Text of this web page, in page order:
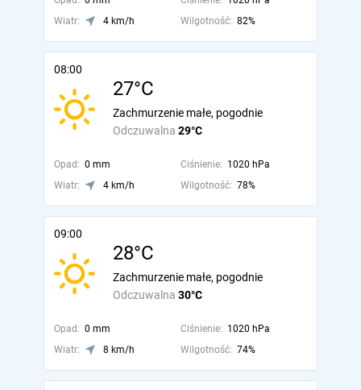
Wiatr:
4 km/h Wilgotność: 82%
08:00
27°C
Odczuwalna 29°C
Zachmurzenie małe, pogodnie
Opad: 0 mm Ciśnienie: 1020 hPa
Wiatr:
4 km/h Wilgotność: 78%
09:00
28°C
Odczuwalna 30°C
Zachmurzenie małe, pogodnie
Opad: 0 mm Ciśnienie: 1020 hPa
Wiatr:
8 km/h Wilgotność: 74%